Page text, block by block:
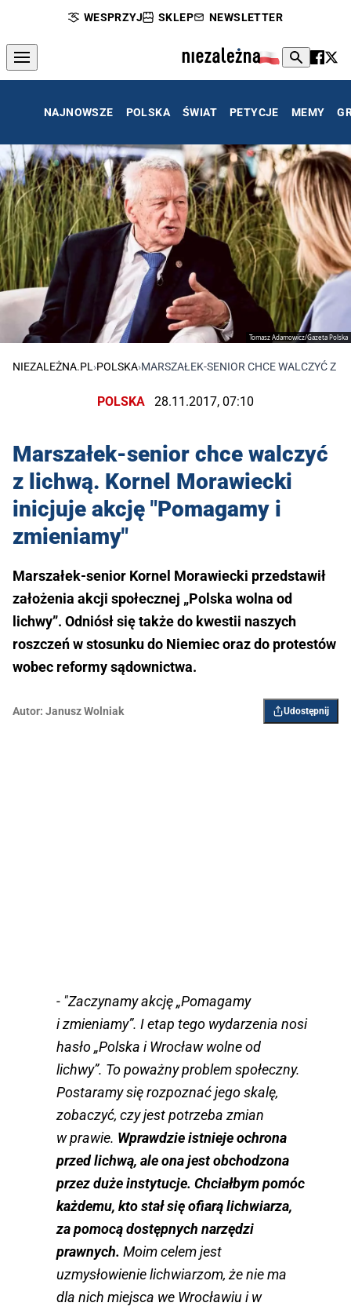
WESPRZYJ SKLEP NEWSLETTER
NAJNOWSZE POLSKA ŚWIAT PETYCJE MEMY
Tomasz Adamowicz/Gazeta Polska
NIEZALEŻNA.PL ›POLSKA›MARSZAŁEK-SENIOR CHCE WALCZYĆ Z
POLSKA 28.11.2017, 07:10
Marszałek-senior chce walczyć
z lichwą. Kornel Morawiecki
inicjuje akcję "Pomagamy i
zmieniamy"
Marszałek-senior Kornel Morawiecki przedstawił
założenia akcji społecznej „Polska wolna od
lichwy”. Odniósł się także do kwestii naszych
roszczeń w stosunku do Niemiec oraz do protestów
wobec reformy sądownictwa.
Autor: Janusz Wolniak Udostępnij
- "Zaczynamy akcję „Pomagamy
i zmieniamy”. I etap tego wydarzenia nosi
hasło „Polska i Wrocław wolne od
lichwy”. To poważny problem społeczny.
Postaramy się rozpoznać jego skalę,
zobaczyć, czy jest potrzeba zmian
w prawie. Wprawdzie istnieje ochrona
przed lichwą, ale ona jest obchodzona
przez duże instytucje. Chciałbym pomóc
każdemu, kto stał się ofiarą lichwiarza,
za pomocą dostępnych narzędzi
prawnych. Moim celem jest
uzmysłowienie lichwiarzom, że nie ma
dla nich miejsca we Wrocławiu i w